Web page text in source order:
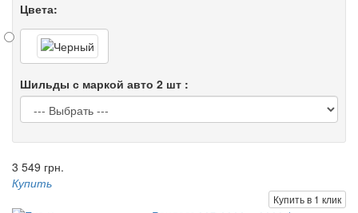
Цвета:
Шильды с маркой авто 2 шт :
3 549 грн.
Купить
Купить в 1 клик